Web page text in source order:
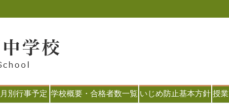
別行事予定 学校概要・合格者数一覧 いじめ防止基本方針 授